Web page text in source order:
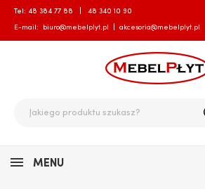
Tel: 48 384 77 88 48 340 10 90
E-mail: biuro@mebelplyt.pl akcesoria@mebelplyt.pl
MENU